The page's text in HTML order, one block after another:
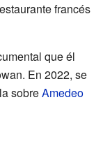
francés
que él
En 2022, se
sobreAmedeo